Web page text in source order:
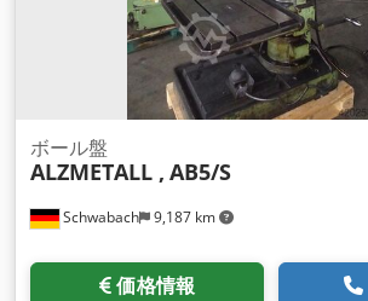
Schwabach 9,187 km
ボール盤
ALZMETALL , AB5/S
価格情報